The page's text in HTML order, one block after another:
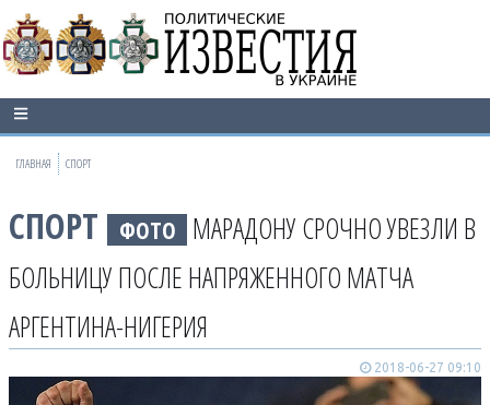
ГЛАВНАЯ СПОРТ
СПОРТ ФОТО МАРАДОНУ СРОЧНО УВЕЗЛИ В
БОЛЬНИЦУ ПОСЛЕ НАПРЯЖЕННОГО МАТЧА
АРГЕНТИНА-НИГЕРИЯ
2018-06-27 09:10